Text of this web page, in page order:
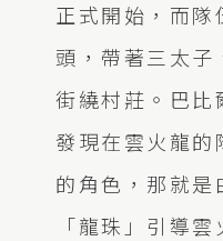
正式開始，而隊
頭，帶著三太子
街繞村莊。巴比
發現在雲火龍的
的角色，那就是
「龍珠」引導